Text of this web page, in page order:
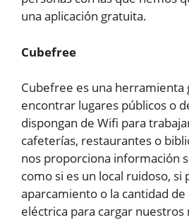
una aplicación gratuita.
Cubefree
Cubefree es una herramienta
encontrar lugares públicos o
dispongan de Wifi para
cafeterías, restaurantes o
nos proporciona información
como si es un local ruidoso, si
aparcamiento o la cantidad
eléctrica para cargar